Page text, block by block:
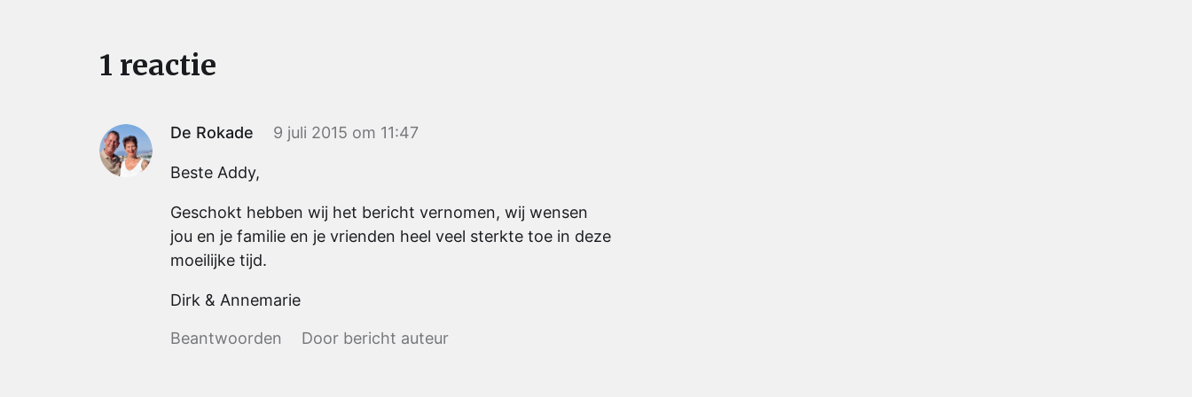
1 reactie
De Rokade 9 juli 2015 om 11:47
Beste Addy,
Geschokt hebben wij het bericht vernomen, wij wensen
jou en je familie en je vrienden heel veel sterkte toe in deze
moeilijke tijd.
Dirk & Annemarie
Beantwoorden Door bericht auteur